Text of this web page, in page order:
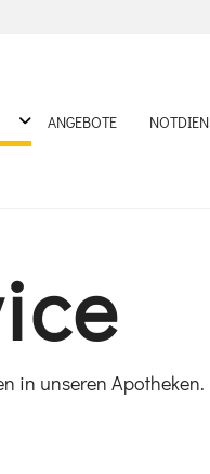
DROPDOWN ÖFFNEN
ANGEBOTE
in unseren Apotheken.